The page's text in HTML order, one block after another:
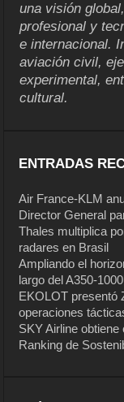
una visión
profesional y
e internacional.
aviación civil,
experimental,
cultural.
ENTRADAS
Air France-KLM
Director General
Thales multiplica
radares en Brasil
Ampliando el
largo del A350-
EKOLOT presentó
operaciones
SKY Airline
Ranking de